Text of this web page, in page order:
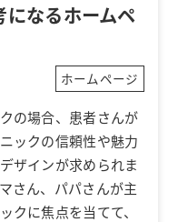
なるホームペ
ホームページ
の場合、患者さんが
ックの信頼性や魅力
ザインが求められま
さん、パパさんが主
クに焦点を当てて、